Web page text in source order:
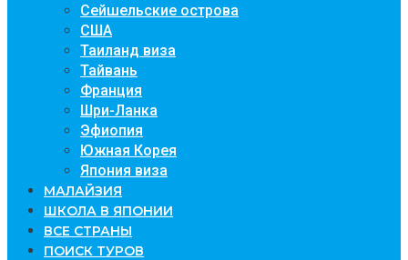
Сейшельские острова
США
Таиланд виза
Тайвань
Франция
Шри-Ланка
Эфиопия
Южная Корея
Япония виза
МАЛАЙЗИЯ
ШКОЛА В ЯПОНИИ
ВСЕ СТРАНЫ
ПОИСК ТУРОВ